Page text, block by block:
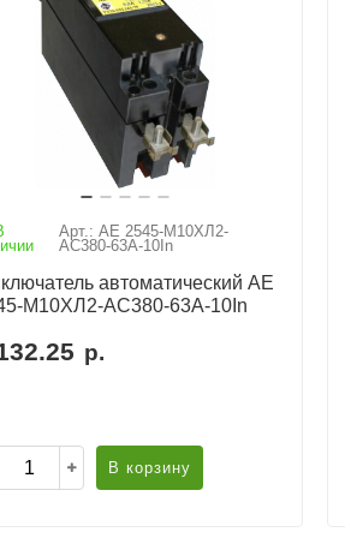
Арт.: АЕ 2545-М10ХЛ2-
AC380-63А-10In
автоматический АЕ
М10ХЛ2-AC380-63А-10In
р.
В корзину